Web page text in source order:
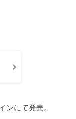
ンにて発売。